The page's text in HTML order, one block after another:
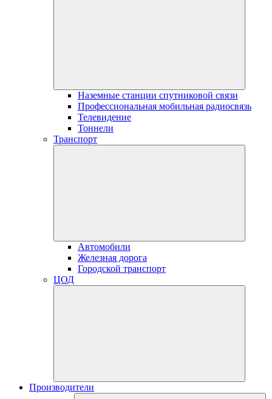
Наземные станции спутниковой связи
Профессиональная мобильная радиосвязь
Телевидение
Тоннели
Транспорт
Автомобили
Железная дорога
Городской транспорт
ЦОД
Производители